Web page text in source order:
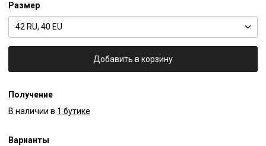
Размер
42 RU, 40 EU
Добавить в корзину
Получение
В наличии в 1 бутике
Варианты